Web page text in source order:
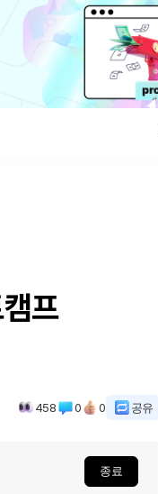
프
458 0 0 공유
종료